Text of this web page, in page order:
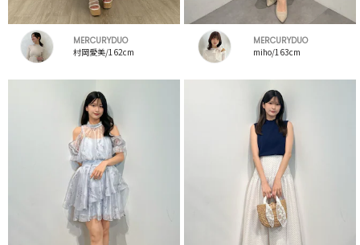
MERCURYDUO
村岡愛美/162cm
MERCURYDUO
miho/163cm